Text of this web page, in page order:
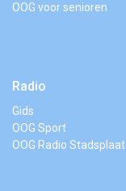
OOG voor senioren
Radio
Gids
OOG Sport
OOG Radio Stadsplaat